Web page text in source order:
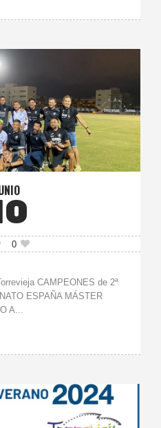
0
CAMPEONES de 2ª
ESPAÑA MÁSTER
A...